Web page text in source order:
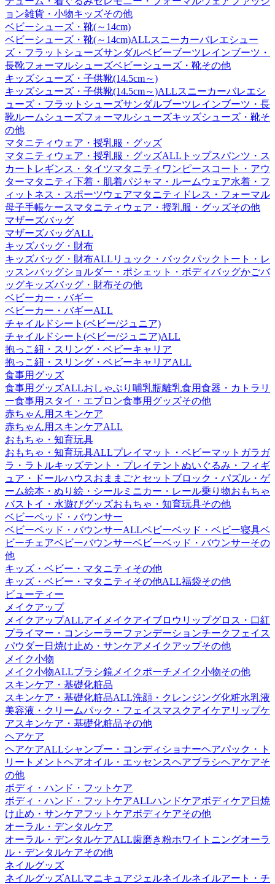
ョン雑貨・小物キッズその他
ベビーシューズ・靴(～14cm)
ベビーシューズ・靴(～14cm)ALLスニーカーバレエシュー
ズ・フラットシューズサンダルベビーブーツレインブーツ・
長靴フォーマルシューズベビーシューズ・靴その他
キッズシューズ・子供靴(14.5cm～)
キッズシューズ・子供靴(14.5cm～)ALLスニーカーバレエシ
ューズ・フラットシューズサンダルブーツレインブーツ・長
靴ルームシューズフォーマルシューズキッズシューズ・靴そ
の他
マタニティウェア・授乳服・グッズ
マタニティウェア・授乳服・グッズALL トップスパンツ・ス
カート レギンス・タイツマタニティワンピース コート・アウ
ターマタニティ下着・肌着パジャマ・ルームウェア水着・フ
ィットネス・スポーツウェアマタニティドレス・フォーマル
母子手帳ケースマタニティウェア・授乳服・グッズその他
マザーズバッグ
マザーズバッグALL
キッズバッグ・財布
キッズバッグ・財布ALL リュック・バックパック トート・レ
ッスンバッグショルダー・ポシェット・ボディバッグかごバ
ッグキッズバッグ・財布その他
ベビーカー・バギー
ベビーカー・バギーALL
チャイルドシート(ベビー/ジュニア)
チャイルドシート(ベビー/ジュニア)ALL
抱っこ紐・スリング・ベビーキャリア
抱っこ紐・スリング・ベビーキャリアALL
食事用グッズ
食事用グッズALLおしゃぶり 哺乳瓶離乳食用食器・カトラリ
ー食事用スタイ・エプロン食事用グッズその他
赤ちゃん用スキンケア
赤ちゃん用スキンケアALL
おもちゃ・知育玩具
おもちゃ・知育玩具ALLプレイマット・ベビーマット ガラガ
ラ・ラトルキッズテント・プレイテント ぬいぐるみ・フィギ
ュア・ドールハウスおままごとセット ブロック・パズル・ゲ
ーム絵本・ぬり絵・シール ミニカー・レール乗り物おもちゃ
バストイ・水遊びグッズおもちゃ・知育玩具その他
ベビーベッド・バウンサー
ベビーベッド・バウンサーALLベビーベッド・ベビー寝具ベ
ビーチェアベビーバウンサーベビーベッド・バウンサーその
他
キッズ・ベビー・マタニティその他
キッズ・ベビー・マタニティその他ALL福袋その他
ビューティー
メイクアップ
メイクアップALLアイメイクアイブロウ リップグロス・口紅
プライマー・コンシーラーファンデーションチークフェイス
パウダー 日焼け止め・サンケア メイクアップその他
メイク小物
メイク小物ALLブラシ鏡 メイクポーチ メイク小物その他
スキンケア・基礎化粧品
スキンケア・基礎化粧品ALL洗顔・クレンジング化粧水乳液
美容液・クリームパック・フェイスマスクアイケア リップケ
アスキンケア・基礎化粧品その他
ヘアケア
ヘアケアALLシャンプー・コンディショナーヘアパック・ト
リートメント ヘアオイル・エッセンスヘアブラシヘアケアそ
の他
ボディ・ハンド・フットケア
ボディ・ハンド・フットケアALLハンドケアボディケア 日焼
け止め・サンケアフットケアボディケアその他
オーラル・デンタルケア
オーラル・デンタルケアALL歯磨き粉ホワイトニングオーラ
ル・デンタルケアその他
ネイルグッズ
ネイルグッズALLマニキュアジェルネイルネイルアート・チ